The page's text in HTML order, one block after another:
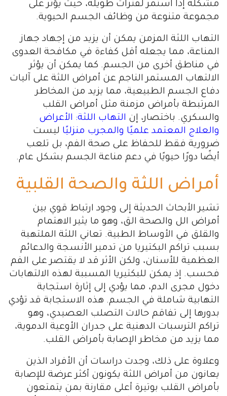
مشكلة إذا استمر لفترات طويلة، حيث يؤثر على
مجموعة متنوعة من وظائف الجسم الحيوية.
التهاب اللثة المزمن يمكن أن يزيد من إجهاد جهاز
المناعة، مما يجعله أقل كفاءة في مكافحة العدوى
في مناطق أخرى من الجسم. كما يمكن أن يؤثر
الالتهاب المستمر الناجم عن أمراض اللثة على آليات
دفاع الجسم الطبيعية، مما يزيد من المخاطر
المرتبطة بأمراض مزمنة مثل أمراض القلب
والسكري. باختصار، إن التهاب اللثة: الأعراض
والعلاج المعتمد علميًا والمجرب منزليًا ليست
ضرورية فقط للحفاظ على صحة الفم، بل تلعب
أيضًا دورًا حيويًا في دعم مناعة الجسم بشكل عام.
أمراض اللثة والصحة القلبية
تشير الأبحاث الحديثة إلى وجود ارتباط قوي بين
أمراض الل والصحة الق، وهو ما يثير الاهتمام
والقلق في الأوساط الطبية. تعاني اللثة الملتهبة
بسبب تراكم البكتيريا من تدمير الأنسجة والدعائم
العظمية للأسنان، ولكن الأثر قد لا يقتصر على الفم
فحسب. إذ يمكن للبكتيريا المسببة لهذه الالتهابات
دخول مجرى الدم، مما يؤدي إلى إثارة استجابة
التهابية شاملة في الجسم. هذه الاستجابة قد تؤدي
بدورها إلى تفاقم حالات التصلب العصيدي، وهو
تراكم الترسبات الدهنية على جدران الأوعية الدموية،
مما يزيد من مخاطر الإصابة بأمراض القلب.
وعلاوة على ذلك، وجدت دراسات أن الأفراد الذين
يعانون من أمراض اللثة يكونون أكثر عرضة للإصابة
بأمراض القلب بوتيرة أعلى مقارنة بمن يتمتعون